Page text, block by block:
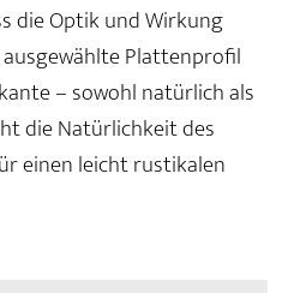
die Optik und Wirkung
Plattenprofil
– sowohl natürlich als
die Natürlichkeit des
einen leicht rustikalen